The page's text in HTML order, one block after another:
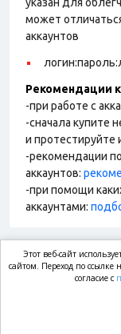
может
аккаунтов
Рекомендации к
-при работе с
-сначала купите
и протестируйте
-рекомендации
аккаунтов:
-при помощи
аккаунтами:
Этот веб-сайт
сайтом. Переход по ссылке
согласие с